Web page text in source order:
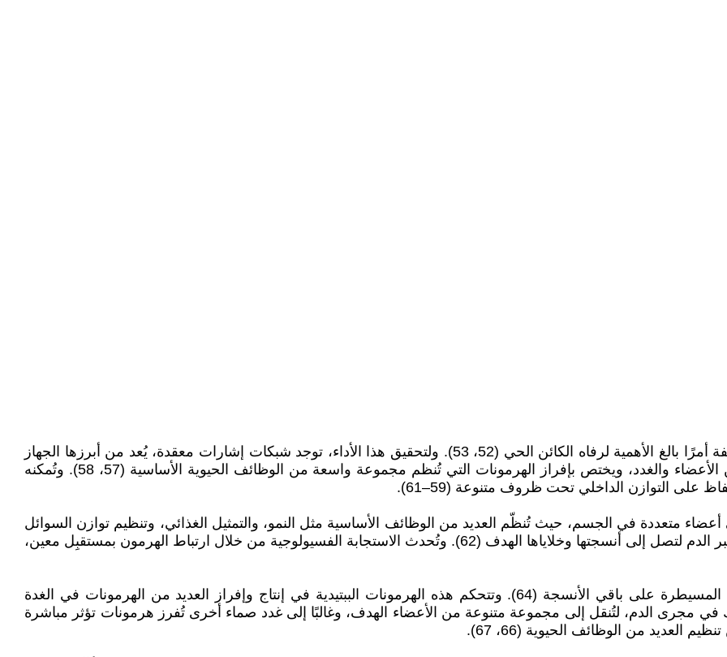
يُعد الأداء الفعّال للجسم والتواصل المنسق بين أجزائه المختلفة أمرًا بالغ الأهمية لرفاه الكائن الحي (52، 53). ولتحقيق هذا الأداء، توجد شبكات إشارات معقدة، يُعد من أبرزها الجهاز
الصمّاوي (54–56). ويُعد هذا الجهاز شبكة مترابطة للغاية من الأعضاء والغدد، ويختص بإفراز الهرمونات التي تُنظم مجموعة واسعة من الوظائف الحيوية الأساسية (57، 58). وتُمكنه
على التوازن الداخلي تحت ظروف متنوعة (59–61).
متعددة في الجسم، حيث تُنظّم العديد من الوظائف الأساسية مثل النمو، والتمثيل الغذائي، وتنظيم توازن السوائل
(الأسموزية)، والاستجابة للإجهاد (53). تنتقل هذه الهرمونات عبر الدم لتصل إلى أنسجتها وخلاياها الهدف (62). وتُحدث الاستجابة الفسيولوجية من خلال ارتباط الهرمون بمستقبِل معين،
يقوم تحت المهاد (الهايبوثالاموس) بإنتاج الهرمونات الرئيسية المسيطرة على باقي الأنسجة (64). وتتحكم هذه الهرمونات الببتيدية في إنتاج وإفراز العديد من الهرمونات في الغدة
النخامية بعد ذلك في مجرى الدم، لتُنقل إلى مجموعة متنوعة من الأعضاء الهدف، وغالبًا إلى غدد صماء أخرى تُفرز هرمونات تؤثر مباشرة
العديد من الوظائف الحيوية (66، 67).